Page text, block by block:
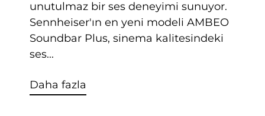
unutulmaz bir ses deneyimi sunuyor.
Sennheiser'ın en yeni modeli AMBEO
Soundbar Plus, sinema kalitesindeki
ses...
Daha fazla